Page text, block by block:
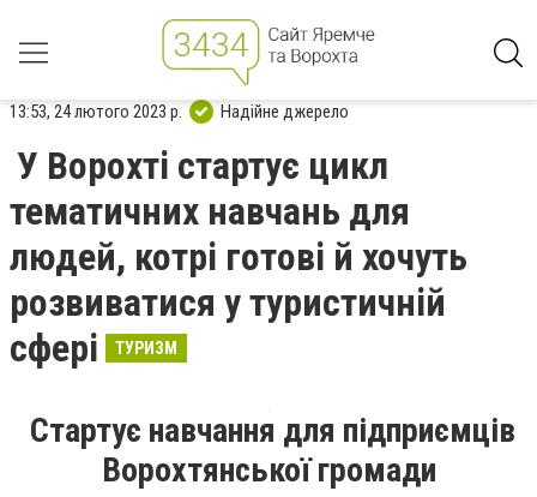
13:53, 24 лютого 2023 р. Надійне джерело
У Ворохті стартує цикл
тематичних навчань для
людей, котрі готові й хочуть
розвиватися у туристичній
сфері
ТУРИЗМ
Стартує навчання для підприємців
Ворохтянської громади